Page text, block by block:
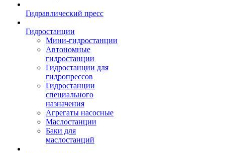
Гидравлический пресс
Гидростанции
Мини-гидростанции
Автономные
гидростанции
Гидростанции для
гидропрессов
Гидростанции
специального
назначения
Агрегаты насосные
Маслостанции
Баки для
маслостанций